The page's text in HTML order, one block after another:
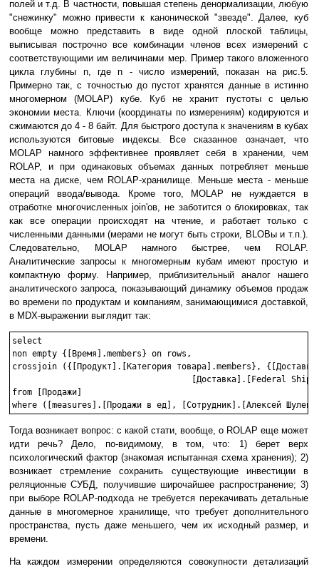
полей и т.д. В частности, повышая степень денормализации, любую
"снежинку" можно привести к канонической "звезде". Далее, куб
вообще можно представить в виде одной плоской таблицы,
выписывая построчно все комбинации членов всех измерений с
соответствующими им величинами мер. Пример такого вложенного
цикла глубины n, где n - число измерений, показан на рис.5.
Примерно так, с точностью до пустот хранятся данные в истинно
многомерном (MOLAP) кубе. Куб не хранит пустоты с целью
экономии места. Ключи (координаты по измерениям) кодируются и
сжимаются до 4 - 8 байт. Для быстрого доступа к значениям в кубах
используются битовые индексы. Все сказанное означает, что
MOLAP намного эффективнее проявляет себя в хранении, чем
ROLAP, и при одинаковых объемах данных потребляет меньше
места на диске, чем ROLAP-хранилище. Меньше места - меньше
операций ввода/вывода. Кроме того, MOLAP не нуждается в
отработке многочисленных join'ов, не заботится о блокировках, так
как все операции происходят на чтение, и работает только с
численными данными (мерами не могут быть строки, BLOBы и т.п.).
Следовательно, MOLAP намного быстрее, чем ROLAP.
Аналитические запросы к многомерным кубам имеют простую и
компактную форму. Например, приблизительный аналог нашего
аналитического запроса, показывающий динамику объемов продаж
во времени по продуктам и компаниям, занимающимися доставкой,
в MDX-выражении выглядит так:
select
non empty {[Время].members} on rows,
crossjoin ({[Продукт].[Категория товара].members},
[Доставка].[Federal
from [Продажи]
Тогда возникает вопрос: с какой стати, вообще, о ROLAP еще может
идти речь? Дело, по-видимому, в том, что: 1) берет верх
психологический фактор (знакомая испытанная схема хранения); 2)
возникает стремление сохранить существующие инвестиции в
реляционные СУБД, получившие широчайшее распространение; 3)
при выборе ROLAP-подхода не требуется перекачивать детальные
данные в многомерное хранилище, что требует дополнительного
пространства, пусть даже меньшего, чем их исходный размер, и
времени.
На каждом измерении определяются совокупности детализаций